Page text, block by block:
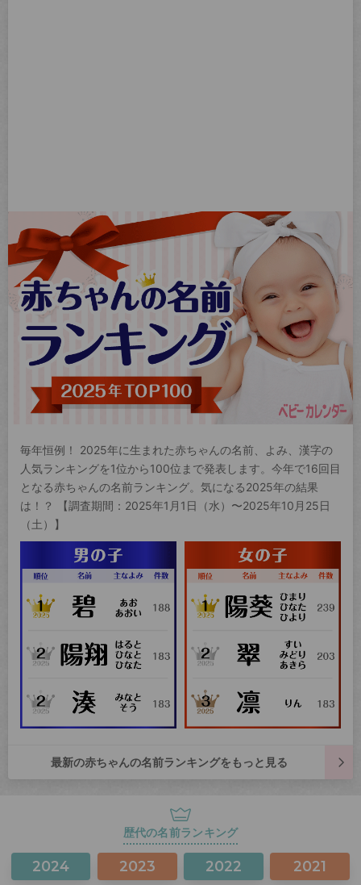
毎年恒例！ 2025年に生まれた赤ちゃんの名前、よみ、漢字の
人気ランキングを1位から100位まで発表します。今年で16回目
となる赤ちゃんの名前ランキング。気になる2025年の結果
は！？ 【調査期間：2025年1月1日（水）〜2025年10月25日
（土）】
最新の赤ちゃんの名前ランキングをもっと見る
歴代の名前ランキング
2024 2023 2022 2021